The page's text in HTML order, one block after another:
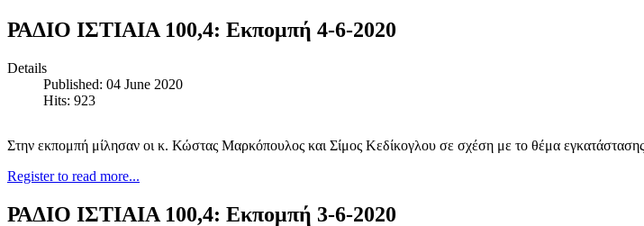
ΡΑΔΙΟ ΙΣΤΙΑΙΑ 100,4: Εκπομπή 4-6-2020
Details
Published: 04 June 2020
Hits: 923
Στην εκπομπή μίλησαν οι κ. Κώστας Μαρκόπουλος και Σίμος Κεδίκογλου σε σχέση με το θέμα
Register to read more...
ΡΑΔΙΟ ΙΣΤΙΑΙΑ 100,4: Εκπομπή 3-6-2020